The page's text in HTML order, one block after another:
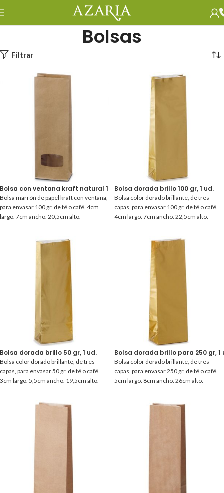
Bolsas
Filtrar
Bolsa con ventana kraft natural 100 gr, 1 ud.
Bolsa marrón de papel kraft con ventana,
para envasar 100 gr. de té o café. 4cm
largo. 7cm ancho. 20,5cm alto.
Bolsa dorada brillo 100 gr, 1 ud.
Bolsa color dorado brillante, de tres
capas, para envasar 100 gr. de té o café.
4cm largo. 7cm ancho. 22,5cm alto.
Bolsa dorada brillo 50 gr, 1 ud.
Bolsa color dorado brillante, de tres
capas, para envasar 50 gr. de té o café.
3cm largo. 5,5cm ancho. 19,5cm alto.
Bolsa dorada brillo para 250 gr, 1
Bolsa color dorado brillante, de tres
capas, para envasar 250 gr. de té o café.
5cm largo. 8cm ancho. 26cm alto.